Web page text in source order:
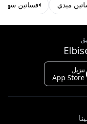
ميدي فساتين
تنزيل
App Store